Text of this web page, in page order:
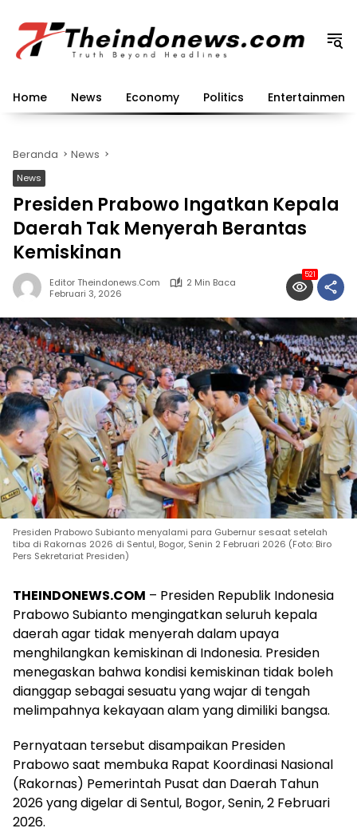
konten
Home News Economy Politics Entertainment
Beranda News
News
Presiden Prabowo Ingatkan Kepala
Daerah Tak Menyerah Berantas
Kemiskinan
Editor Theindonews.com
2 Min Baca
Februari 3, 2026
521
Presiden Prabowo Subianto menyalami para Gubernur sesaat setelah
tiba di Rakornas 2026 di Sentul, Bogor, Senin 2 Februari 2026 (Foto: Biro
Pers Sekretariat Presiden)
THEINDONEWS.COM – Presiden Republik Indonesia
Prabowo Subianto mengingatkan seluruh kepala
daerah agar tidak menyerah dalam upaya
menghilangkan kemiskinan di Indonesia. Presiden
menegaskan bahwa kondisi kemiskinan tidak boleh
dianggap sebagai sesuatu yang wajar di tengah
melimpahnya kekayaan alam yang dimiliki bangsa.
Pernyataan tersebut disampaikan Presiden
Prabowo saat membuka Rapat Koordinasi Nasional
(Rakornas) Pemerintah Pusat dan Daerah Tahun
2026 yang digelar di Sentul, Bogor, Senin, 2 Februari
2026.